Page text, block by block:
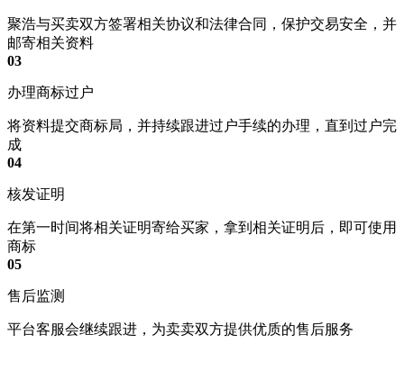
聚浩与买卖双方签署相关协议和法律合同，保护交易安全，并
邮寄相关资料
03
办理商标过户
将资料提交商标局，并持续跟进过户手续的办理，直到过户完
成
04
核发证明
在第一时间将相关证明寄给买家，拿到相关证明后，即可使用
商标
05
售后监测
平台客服会继续跟进，为卖卖双方提供优质的售后服务